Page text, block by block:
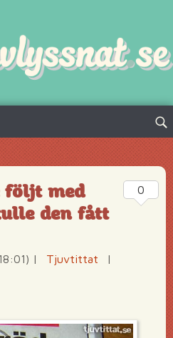
Sök
följt med
den fått
| Tjuvtittat
|
0